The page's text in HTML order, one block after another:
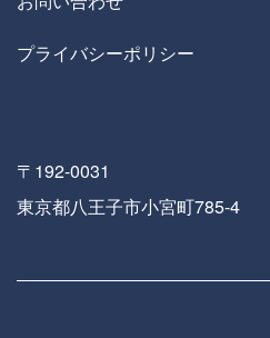
プライバシーポリシー
〒192-0031
東京都八王子市小宮町785-4